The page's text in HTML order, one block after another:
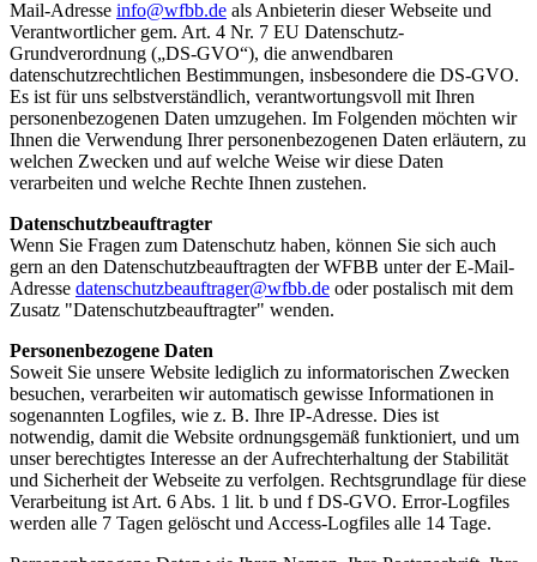
Mail-Adresse info@wfbb.de als Anbieterin dieser Webseite und
Verantwortlicher gem. Art. 4 Nr. 7 EU Datenschutz-
Grundverordnung („DS-GVO“), die anwendbaren
datenschutzrechtlichen Bestimmungen, insbesondere die DS-GVO.
Es ist für uns selbstverständlich, verantwortungsvoll mit Ihren
personenbezogenen Daten umzugehen. Im Folgenden möchten wir
Ihnen die Verwendung Ihrer personenbezogenen Daten erläutern, zu
welchen Zwecken und auf welche Weise wir diese Daten
verarbeiten und welche Rechte Ihnen zustehen.
Datenschutzbeauftragter
Wenn Sie Fragen zum Datenschutz haben, können Sie sich auch
gern an den Datenschutzbeauftragten der WFBB unter der E-Mail-
Adresse datenschutzbeauftrager@wfbb.de oder postalisch mit dem
Zusatz "Datenschutzbeauftragter" wenden.
Personenbezogene Daten
Soweit Sie unsere Website lediglich zu informatorischen Zwecken
besuchen, verarbeiten wir automatisch gewisse Informationen in
sogenannten Logfiles, wie z. B. Ihre IP-Adresse. Dies ist
notwendig, damit die Website ordnungsgemäß funktioniert, und um
unser berechtigtes Interesse an der Aufrechterhaltung der Stabilität
und Sicherheit der Webseite zu verfolgen. Rechtsgrundlage für diese
Verarbeitung ist Art. 6 Abs. 1 lit. b und f DS-GVO. Error-Logfiles
werden alle 7 Tagen gelöscht und Access-Logfiles alle 14 Tage.